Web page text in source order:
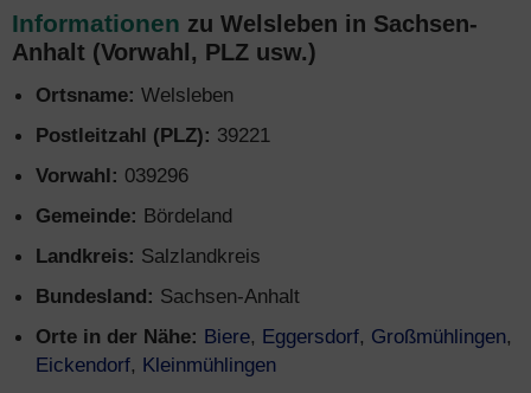
Informationen zu Welsleben in Sachsen-
Anhalt (Vorwahl, PLZ usw.)
Ortsname: Welsleben
Postleitzahl (PLZ): 39221
Vorwahl: 039296
Gemeinde: Bördeland
Landkreis: Salzlandkreis
Bundesland: Sachsen-Anhalt
Orte in der Nähe: Biere, Eggersdorf, Großmühlingen,
Eickendorf, Kleinmühlingen